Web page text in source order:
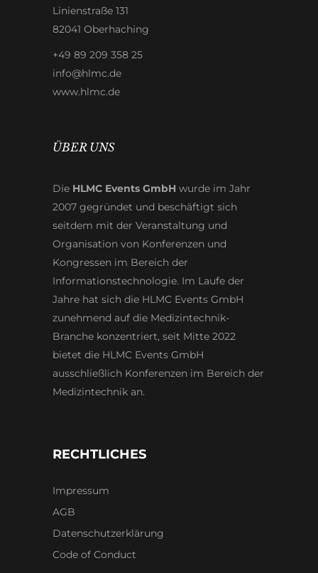
Linienstraße 131
82041 Oberhaching
+49 89 209 358 25
info@hlmc.de
www.hlmc.de
ÜBER UNS
Die HLMC Events GmbH wurde im Jahr
2007 gegründet und beschäftigt sich
seitdem mit der Veranstaltung und
Organisation von Konferenzen und
Kongressen im Bereich der
Informationstechnologie. Im Laufe der
Jahre hat sich die HLMC Events GmbH
zunehmend auf die Medizintechnik-
Branche konzentriert, seit Mitte 2022
bietet die HLMC Events GmbH
ausschließlich Konferenzen im Bereich der
Medizintechnik an.
RECHTLICHES
Impressum
AGB
Datenschutzerklärung
Code of Conduct